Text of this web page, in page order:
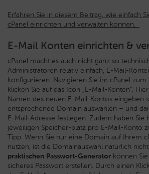
Erfahren Sie in diesem Beitrag, wie einfach
cPanel einrichten und verwalten können.
E-Mail Konten einrichten &
cPanel macht es auch nicht ganz so
Administratoren relativ einfach, E-Mail-
konfigurieren. Navigieren Sie im cPanel zum
klicken Sie auf das Icon „E-Mail-Konten“.
Namen des neuen E-Mail-Kontos eingeben
entsprechende Domain auswählen – und
E-Mail-Adresse festlegen. Zudem haben Sie
jeweiligen Speicher-platz pro E-Mail-Konto
Tipp: Wenn Sie nur eine Domain auf Ihrem
nutzen, ist die Domainauswahl natürlich
praktischen Passwort-Generator können
sicheres Passwort erstellen. Durch einen